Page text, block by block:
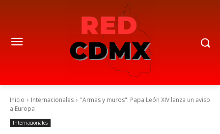
Inicio Internacionales
"Armas y muros": Papa León XIV lanza un aviso
a Europa
Internacionales